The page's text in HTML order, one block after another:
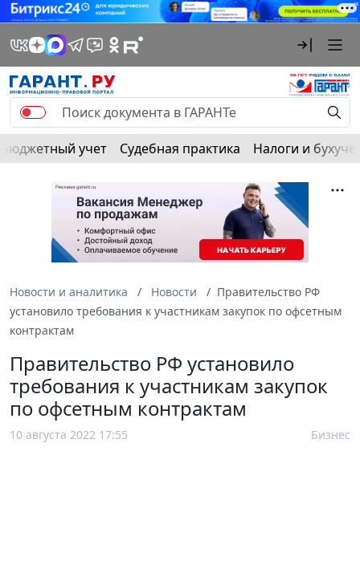
Бюджетный учет Судебная практика Налоги и
Новости и аналитика Новости
Правительство РФ
установило требования к участникам закупок по офсетным
контрактам
Правительство РФ установило
требования к участникам закупок
по офсетным контрактам
10 августа 2022 17:55 Бизнес